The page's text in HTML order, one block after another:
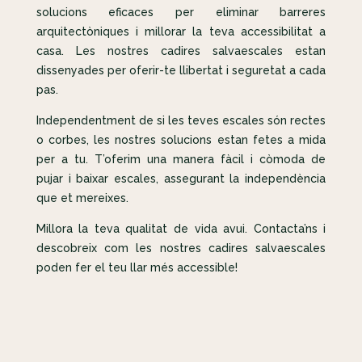
solucions eficaces per eliminar barreres
arquitectòniques i millorar la teva accessibilitat a
casa. Les nostres cadires salvaescales estan
dissenyades per oferir-te llibertat i seguretat a cada
pas.
Independentment de si les teves escales són rectes
o corbes, les nostres solucions estan fetes a mida
per a tu. T’oferim una manera fàcil i còmoda de
pujar i baixar escales, assegurant la independència
que et mereixes.
Millora la teva qualitat de vida avui. Contacta’ns i
descobreix com les nostres cadires salvaescales
poden fer el teu llar més accessible!